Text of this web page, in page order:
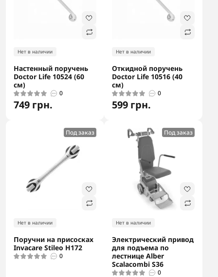
Нет в наличии
Настенный поручень
Doctor Life 10524 (60
см)
0
749 грн.
Нет в наличии
Откидной поручень
Doctor Life 10516 (40
см)
0
599 грн.
Под заказ
Нет в наличии
Поручни на присосках
Invacare Stileo H172
0
Под заказ
Нет в наличии
Электрический привод
для подъема по
лестнице Alber
Scalacombi S36
0